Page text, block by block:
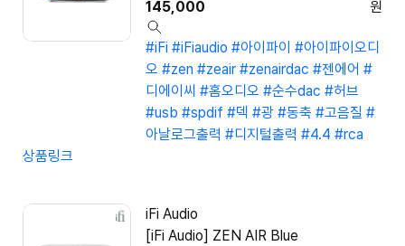
145,000
원
#iFi #iFiaudio #아이파이 #아이파이오디
오 #zen #zeair #zenairdac #젠에어 #
디에이씨 #홈오디오 #순수dac #허브
#usb #spdif #덱 #광 #동축 #고음질 #
아날로그출력 #디지털출력 #4.4 #rca
상품링크
iFi Audio
[iFi Audio] ZEN AIR Blue